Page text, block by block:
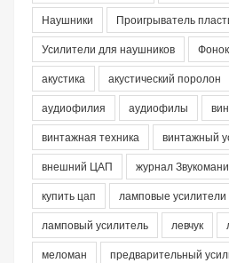
Наушники
Проигрыватель
Усилители для наушников
акустика
акустический поролон
аудиофилия
аудиофилы
винтажная техника
винтажный
внешний ЦАП
журнал
купить цап
ламповые усилители
ламповый усилитель
левчук
меломан
предварительный